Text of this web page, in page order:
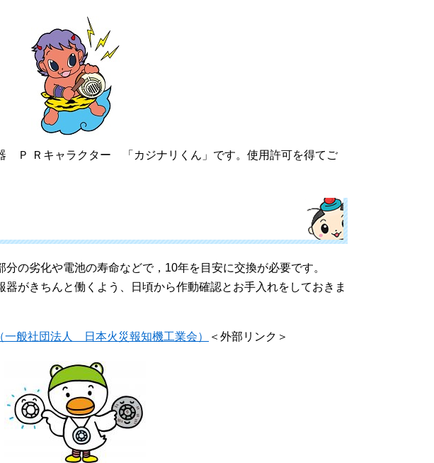
Ｐ Ｒキャラクター 「カジナリくん」です。使用許可を得てご
の劣化や電池の寿命などで，10年を目安に交換が必要です。
がきちんと働くよう、日頃から作動確認とお手入れをしておきま
般社団法人 日本火災報知機工業会） ＜外部リンク＞